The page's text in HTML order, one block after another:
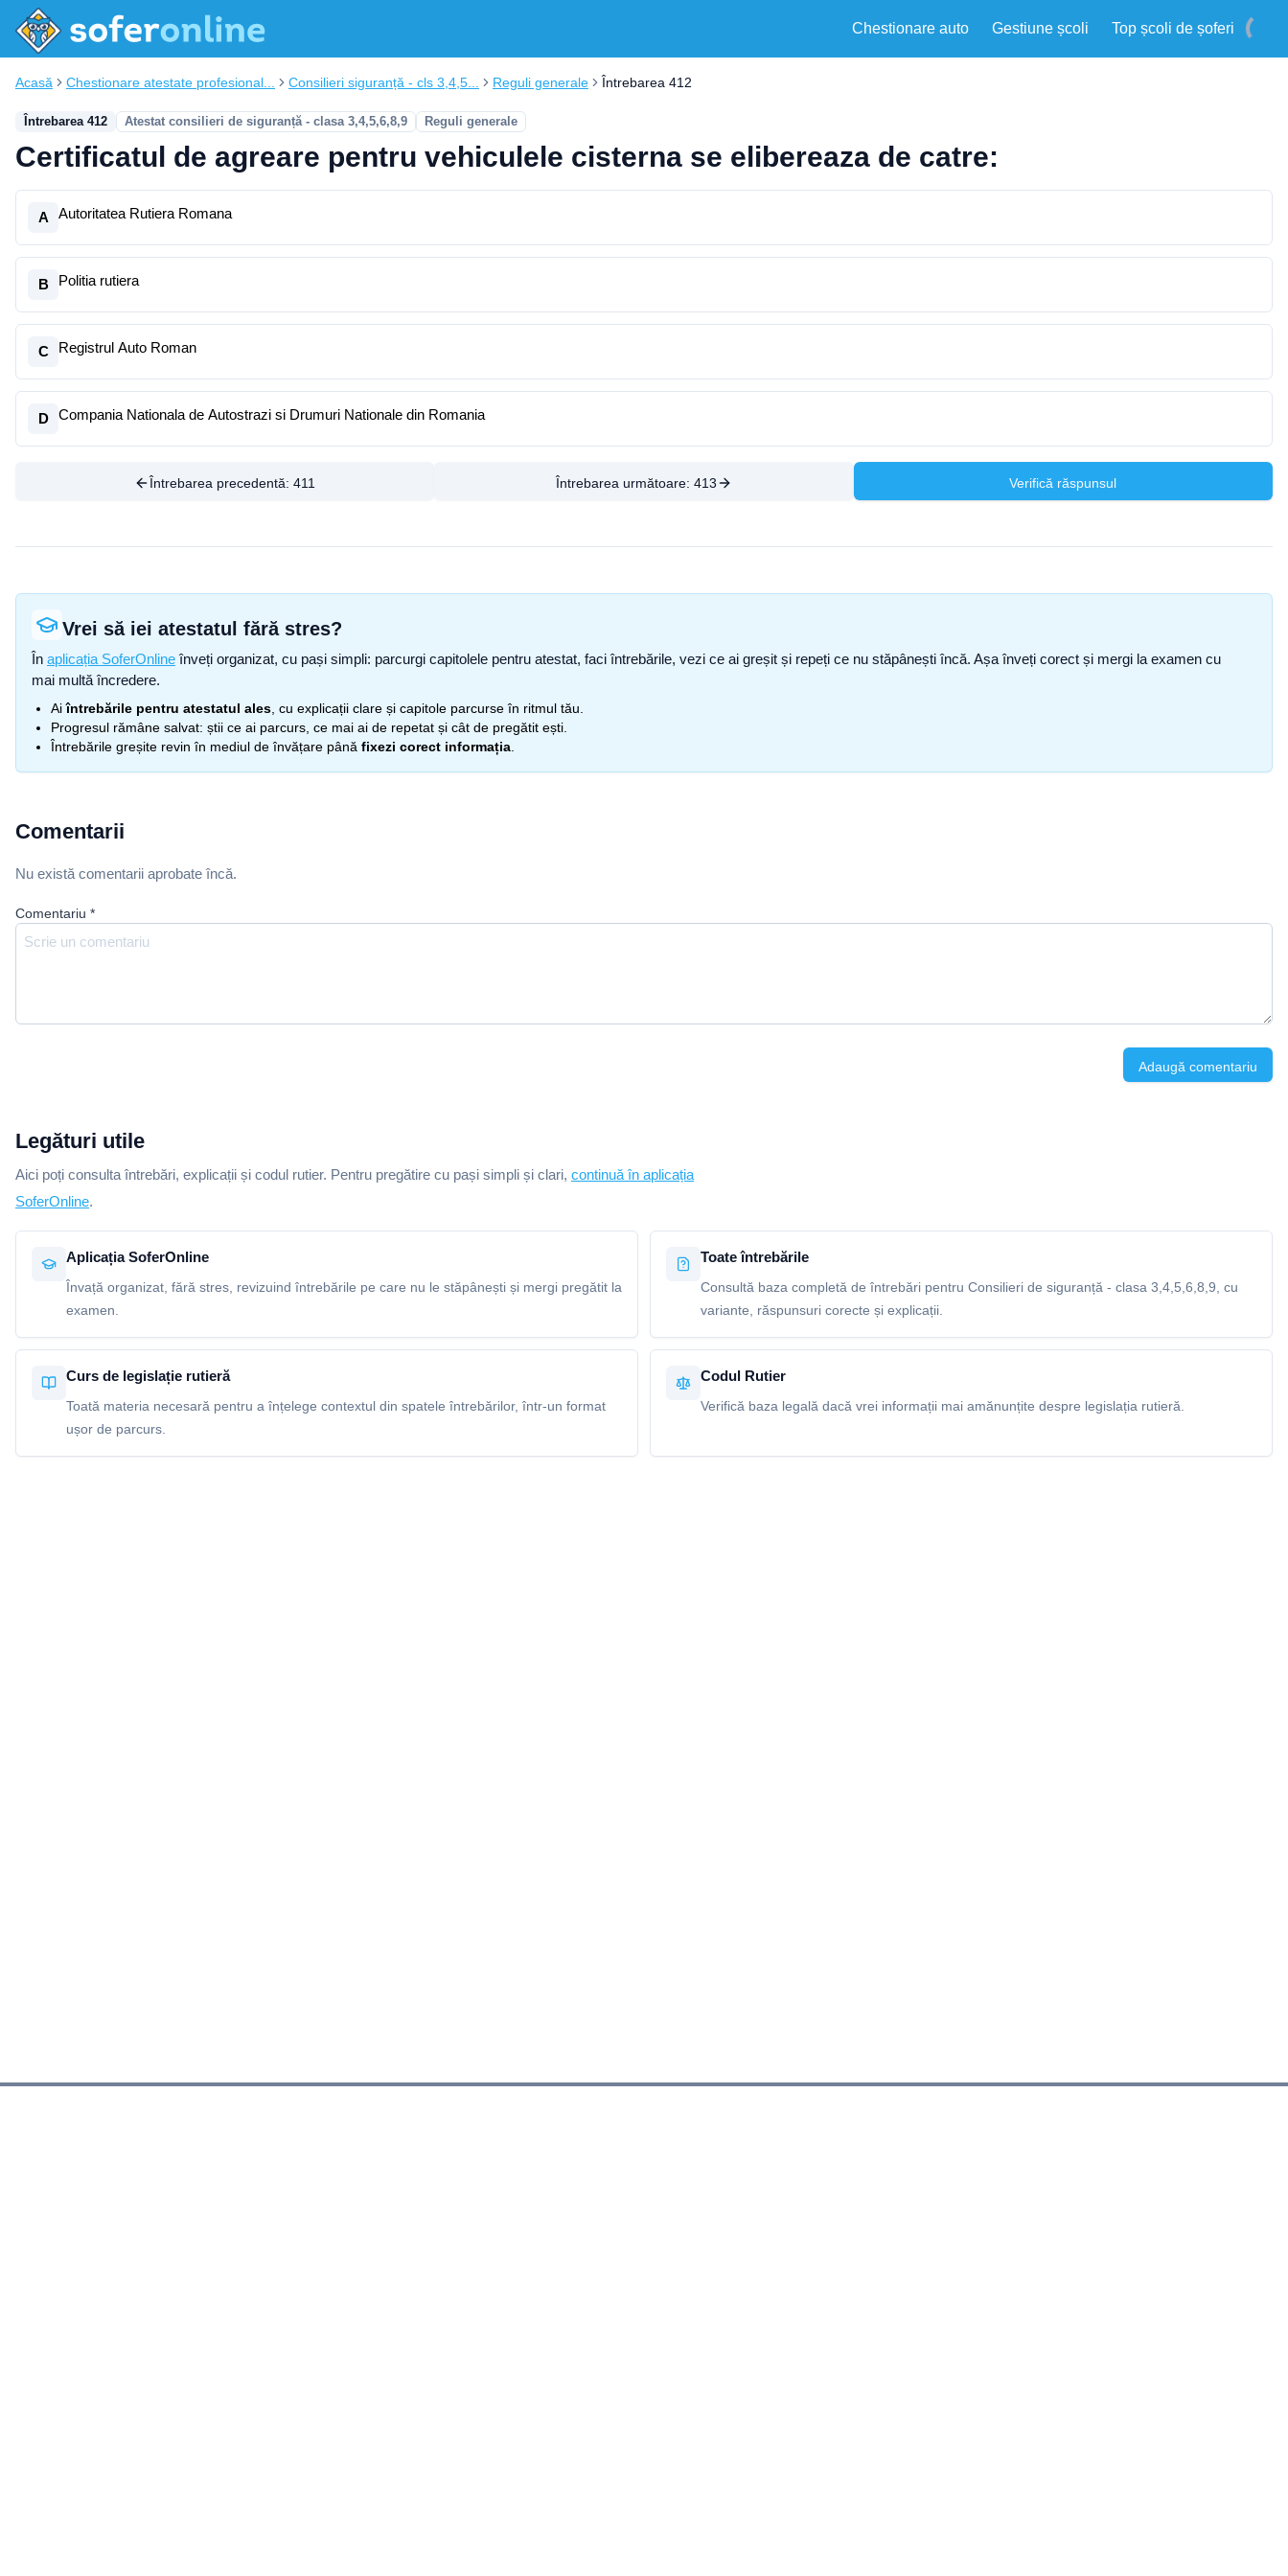
Chestionare auto Gestiune școli Top școli de șoferi
Acasă Chestionare atestate profesional... Consilieri siguranță - cls 3,4,5... Reguli generale Întrebarea 412
Întrebarea 412 Atestat consilieri de siguranță - clasa 3,4,5,6,8,9 Reguli generale
Certificatul de agreare pentru vehiculele cisterna se elibereaza de catre:
A Autoritatea Rutiera Romana
B Politia rutiera
C Registrul Auto Roman
D Compania Nationala de Autostrazi si Drumuri Nationale din Romania
Întrebarea precedentă:411 Întrebarea următoare: 413 Verifică răspunsul
Vrei să iei atestatul fără stres?
În aplicația SoferOnline înveți organizat, cu pași simpli: parcurgi capitolele pentru atestat, faci întrebările, vezi ce ai greșit și repeți ce nu stăpânești încă. Așa înveți corect și mergi la examen cu
mai multă încredere.
Aiîntrebările pentru atestatul ales , cu explicații clare și capitole parcurse în ritmul tău.
Progresul rămâne salvat: știi ce ai parcurs, ce mai ai de repetat și cât de pregătit ești.
Întrebările greșite revin în mediul de învățare până fixezi corect informația
Comentarii
Nu există comentarii aprobate încă.
Comentariu *
Adaugă comentariu
Legături utile
Aici poți consulta întrebări, explicații și codul rutier. Pentru pregătire cu pași simpli și clari, continuă în aplicația
SoferOnline.
Aplicația SoferOnline
Învață organizat, fără stres, revizuind întrebările pe care nu le stăpânești și mergi pregătit la
examen.
Toate întrebările
Consultă baza completă de întrebări pentru Consilieri de siguranță - clasa 3,4,5,6,8,9, cu
variante, răspunsuri corecte și explicații.
Curs de legislație rutieră
Toată materia necesară pentru a înțelege contextul din spatele întrebărilor, într-un format
ușor de parcurs.
Codul Rutier
Verifică baza legală dacă vrei informații mai amănunțite despre legislația rutieră.